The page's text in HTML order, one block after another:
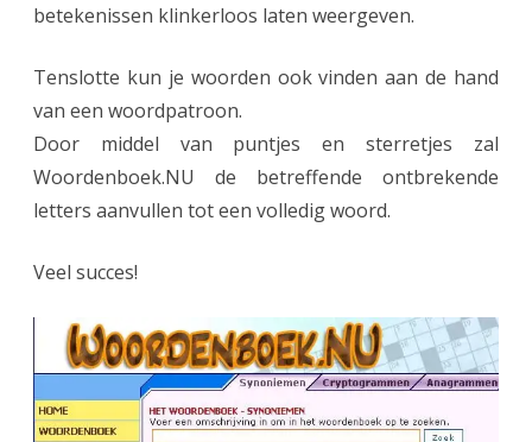
betekenissen klinkerloos laten weergeven.
Tenslotte kun je woorden ook vinden aan de hand
van een woordpatroon.
Door middel van puntjes en sterretjes zal
Woordenboek.NU de betreffende ontbrekende
letters aanvullen tot een volledig woord.
Veel succes!